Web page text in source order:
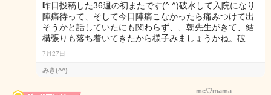
昨日投稿した36週の初またです(^ ^)破水して入院になり
陣痛待って、そして今日陣痛こなかったら痛みつけて出
そうかと話していたにも関わらず、、朝先生がきて、結
構張りも落ち着いてきたから様子みましょうかね。破…
7月27日
みき(^^)
mc♡mama